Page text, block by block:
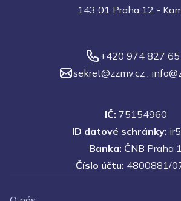
143 01 Praha 12 -
+420 974 827
sekret@zzmv.cz ,
IČ: 75154960
ID datové schránky:
Banka: ČNB Praha 1
Číslo účtu: 4800881/